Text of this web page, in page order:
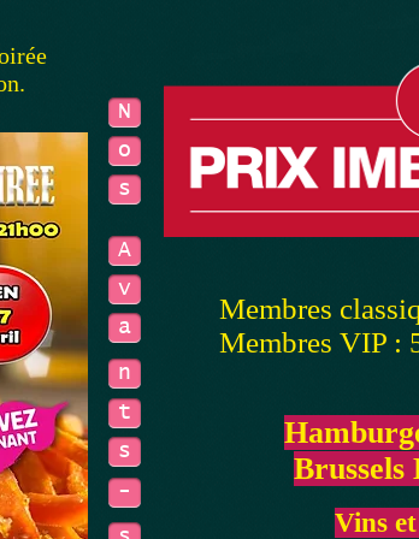
N
o
s
A
v
a
n
t
s
-
Membres
Membres VIP :
Brussels
Vins